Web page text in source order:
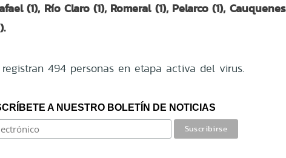
(1), Río Claro (1), Romeral (1), Pelarco (1), Cauquenes
494 personas en etapa activa del virus.
A NUESTRO BOLETÍN DE NOTICIAS